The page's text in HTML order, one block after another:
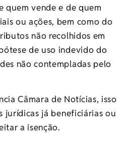
quem vende e de quem
ou ações, bem como do
não recolhidos em
de uso indevido do
não contempladas pelo
Câmara de Notícias, isso
jurídicas já beneficiárias ou
a isenção.